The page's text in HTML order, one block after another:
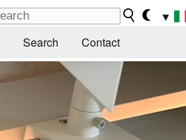
▼
Search Contact